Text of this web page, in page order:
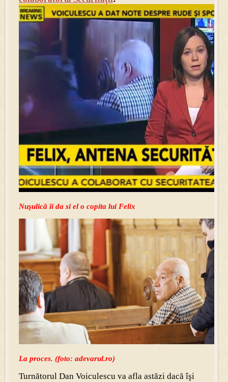
Nuşulică îi da si el o copita lui Felix
La proces. (foto: adevarul.ro)
Turnătorul Dan Voiculescu va afla astăzi dacă îşi